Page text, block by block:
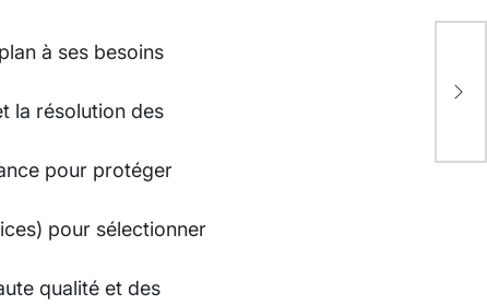
à ses besoins
la résolution des
pour protéger
pour sélectionner
qualité et des